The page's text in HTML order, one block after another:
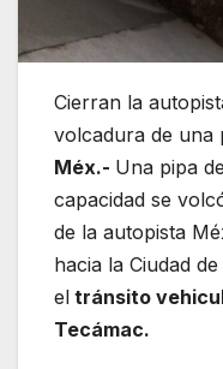
Cierran la
volcadura de una
Méx.- Una pipa
capacidad se
de la autopista
hacia la Ciudad
el tránsito
Tecámac.